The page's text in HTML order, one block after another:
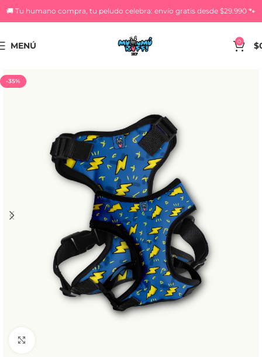
🚚 Tu humano compra, tu peludo celebra: envío gratis desde $29.990 🐾
MENÚ 0 $
-35%